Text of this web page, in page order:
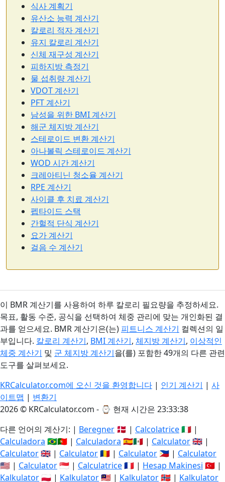
식사 계획기
유산소 능력 계산기
칼로리 적자 계산기
유지 칼로리 계산기
신체 재구성 계산기
피하지방 측정기
물 섭취량 계산기
VDOT 계산기
PFT 계산기
남성을 위한 BMI 계산기
해군 체지방 계산기
스테로이드 변환 계산기
아나볼릭 스테로이드 계산기
WOD 시간 계산기
크레아티닌 청소율 계산기
RPE 계산기
사이클 후 치료 계산기
펩타이드 스택
간헐적 단식 계산기
요가 계산기
걸음 수 계산기
이 BMR 계산기를 사용하여 하루 칼로리 필요량을 추정하세요.
목표, 활동 수준, 공식을 선택하여 체중 관리에 맞는 개인화된 결
과를 얻으세요. BMR 계산기은(는) 피트니스 계산기 컬렉션의 일
부입니다. 칼로리 계산기, BMI 계산기, 체지방 계산기, 이상적인
체중 계산기 및 군 체지방 계산기을(를) 포함한 49개의 다른 관련
도구를 살펴보세요.
KRCalculator.com에 오신 것을 환영합니다 | 인기 계산기 | 사
이트맵 | 변환기
2026 © KRCalculator.com - ⌚ 현재 시간은 23:33:38
다른 언어의 계산기: | Beregner 🇩🇰 | Calcolatrice🇮🇹 |
Calculadora 🇧🇷🇵🇹 | Calculadora 🇪🇸🇲🇽 | Calculator🇬🇧 |
Calculator🇬🇧 | Calculator🇷🇴 | Calculator 🇵🇭 | Calculator
🇺🇸 | Calculator🇸🇬 | Calculatrice🇫🇷 | Hesap Makinesi 🇹🇷 |
Kalkulator🇵🇱 | Kalkulator🇲🇾 | Kalkulator🇳🇴 | Kalkulator